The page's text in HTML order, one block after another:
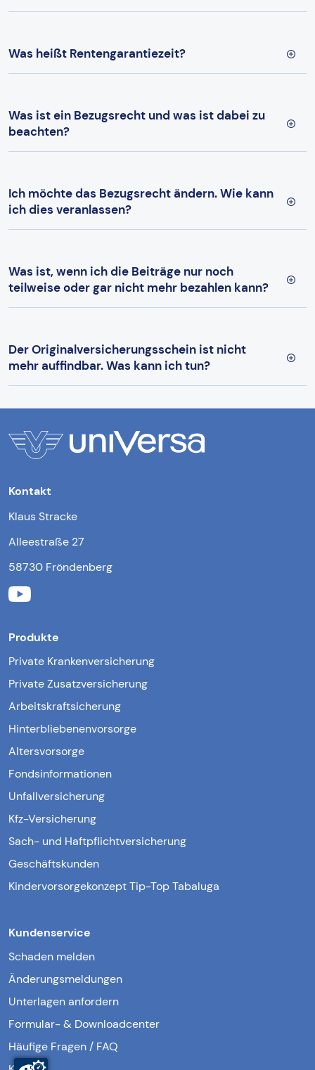
Was heißt Rentengarantiezeit?
Was ist ein Bezugsrecht und was ist dabei zu
beachten?
Ich möchte das Bezugsrecht ändern. Wie kann
ich dies veranlassen?
Was ist, wenn ich die Beiträge nur noch
teilweise oder gar nicht mehr bezahlen kann?
Der Originalversicherungsschein ist nicht
mehr auffindbar. Was kann ich tun?
Kontakt
Klaus Stracke
Alleestraße 27
58730 Fröndenberg
Produkte
Private Krankenversicherung
Private Zusatzversicherung
Arbeitskraftsicherung
Hinterbliebenenvorsorge
Altersvorsorge
Fondsinformationen
Unfallversicherung
Kfz-Versicherung
Sach- und Haftpflichtversicherung
Geschäftskunden
Kindervorsorgekonzept Tip-Top Tabaluga
Kundenservice
Schaden melden
Änderungsmeldungen
Unterlagen anfordern
Formular- & Downloadcenter
Häufige Fragen / FAQ